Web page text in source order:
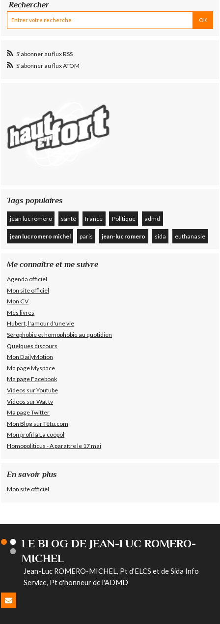
Rechercher
S'abonner au flux RSS
S'abonner au flux ATOM
Tags populaires
jean luc romero santé france Politique admd
jean luc romero michel paris jean-luc romero sida euthanasie
Me connaître et me suivre
Agenda officiel
Mon site officiel
Mon CV
Mes livres
Hubert, l'amour d'une vie
Sérophobie et homophobie au quotidien
Quelques discours
Mon DailyMotion
Ma page Myspace
Ma page Facebook
Videos sur Youtube
Videos sur Wat tv
Ma page Twitter
Mon Blog sur Têtu.com
Mon profil à La coopol
Homopoliticus - A paraître le 17 mai
En savoir plus
Mon site officiel
LE BLOG DE JEAN-LUC ROMERO-
MICHEL
Jean-Luc ROMERO-MICHEL, Pt d'ELCS et de Sida Info
Service, Pt d'honneur de l'ADMD